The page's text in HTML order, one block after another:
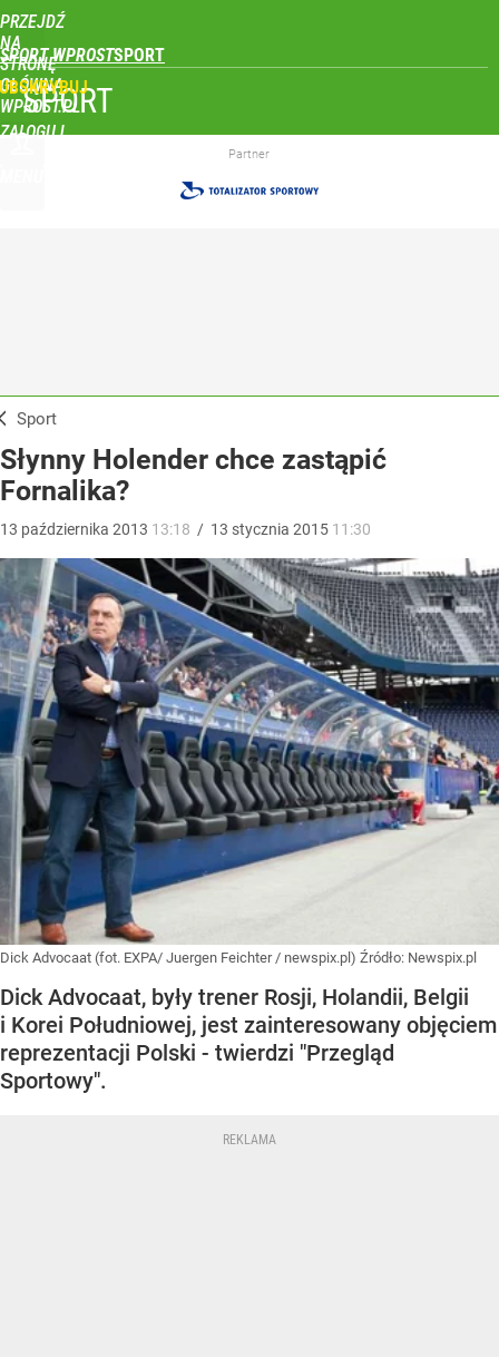
PRZEJDŹ
NA
STRONĘ
GŁÓWNĄ
WPROST.PL
SPORT WPROST
ZALOGUJ
SPORT
Partner
Sport
Słynny Holender chce zastąpić
Fornalika?
13 października 2013 13:18 / 13 stycznia 2015 11:30
Dick Advocaat (fot. EXPA/ Juergen Feichter / newspix.pl) Źródło: Newspix.pl
Dick Advocaat, były trener Rosji, Holandii, Belgii
i Korei Południowej, jest zainteresowany objęciem
reprezentacji Polski - twierdzi "Przegląd
Sportowy".